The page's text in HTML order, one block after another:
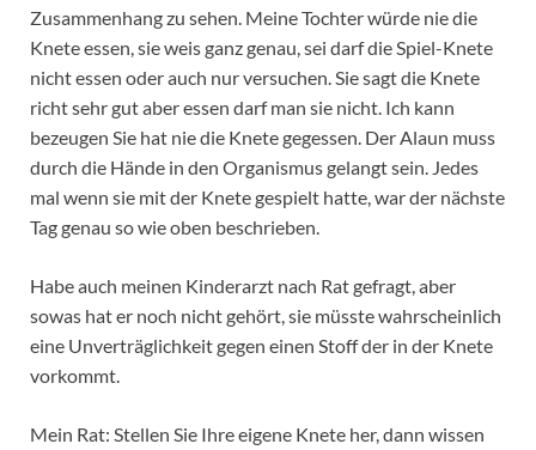
Zusammenhang zu sehen. Meine Tochter würde nie die
Knete essen, sie weis ganz genau, sei darf die Spiel-Knete
nicht essen oder auch nur versuchen. Sie sagt die Knete
richt sehr gut aber essen darf man sie nicht. Ich kann
bezeugen Sie hat nie die Knete gegessen. Der Alaun muss
durch die Hände in den Organismus gelangt sein. Jedes
mal wenn sie mit der Knete gespielt hatte, war der nächste
Tag genau so wie oben beschrieben.
Habe auch meinen Kinderarzt nach Rat gefragt, aber
sowas hat er noch nicht gehört, sie müsste wahrscheinlich
eine Unverträglichkeit gegen einen Stoff der in der Knete
vorkommt.
Mein Rat: Stellen Sie Ihre eigene Knete her, dann wissen